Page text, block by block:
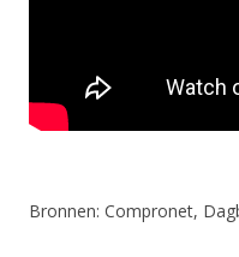
Bronnen: Compronet,